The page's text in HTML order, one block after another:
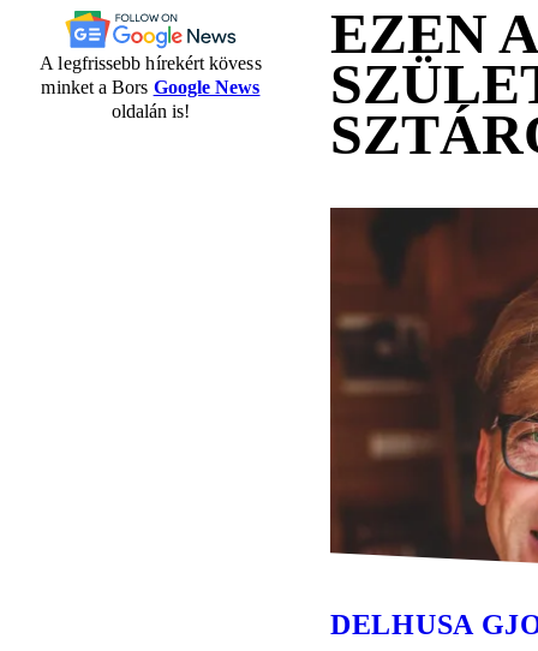
A legfrissebb hírekért kövess
minket a Bors Google News
oldalán is!
EZEN
DELHUSA